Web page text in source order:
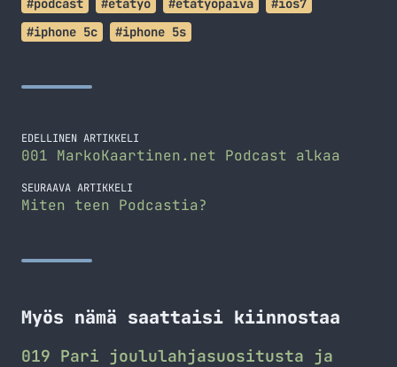
#podcast #etätyö #etätyöpäivä
#ios7
#iphone 5c
#iphone 5s
EDELLINEN ARTIKKELI
001 MarkoKaartinen.net Podcast alkaa
SEURAAVA ARTIKKELI
Miten teen Podcastia?
Myös nämä saattaisi kiinnostaa
019 Pari joululahjasuositusta ja